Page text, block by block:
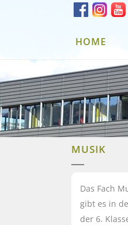
HOME
MUSIK
Das Fach
gibt es in
der 6.